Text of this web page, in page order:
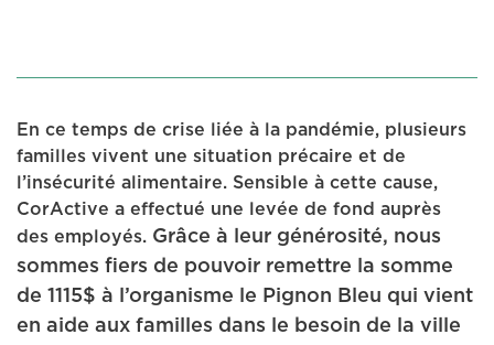
En ce temps de crise liée à la pandémie, plusieurs
familles vivent une situation précaire et de
l’insécurité alimentaire. Sensible à cette cause,
CorActive a effectué une levée de fond auprès
des employés. Grâce à leur générosité, nous
sommes fiers de pouvoir remettre la somme
de 1115$ à l’organisme le Pignon Bleu qui vient
en aide aux familles dans le besoin de la ville